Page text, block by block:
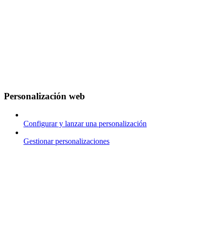
Personalización web
Configurar y lanzar una personalización
Gestionar personalizaciones